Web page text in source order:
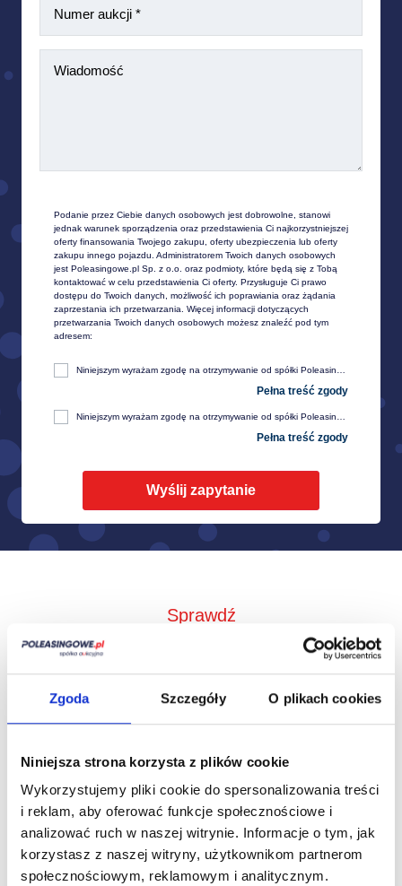
Zgoda Szczegóły O plikach cookies
Niniejsza strona korzysta z plików cookie
Wykorzystujemy pliki cookie do spersonalizowania treści
i reklam, aby oferować funkcje społecznościowe i
analizować ruch w naszej witrynie. Informacje o tym, jak
korzystasz z naszej witryny, użytkownikom partnerom
społecznościowym, reklamowym i analitycznym.
Podanie przez Ciebie danych osobowych jest dobrowolne, stanowi
jednak warunek sporządzenia oraz przedstawienia Ci najkorzystniejszej
oferty finansowania Twojego zakupu, oferty ubezpieczenia lub oferty
zakupu innego pojazdu. Administratorem Twoich danych osobowych
jest Poleasingowe.pl Sp. z o.o. oraz podmioty, które będą się z Tobą
kontaktować w celu przedstawienia Ci oferty. Przysługuje Ci prawo
dostępu do Twoich danych, możliwość ich poprawiania oraz żądania
zaprzestania ich przetwarzania. Więcej informacji dotyczących
przetwarzania Twoich danych osobowych możesz znaleźć pod tym
adresem:
Sprawdź
Jak to działa?
Zbieramy od Przedstawimy Ci